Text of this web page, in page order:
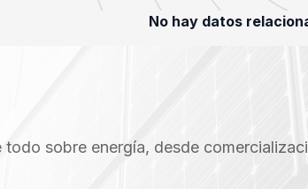
No hay datos
sobre energía, desde